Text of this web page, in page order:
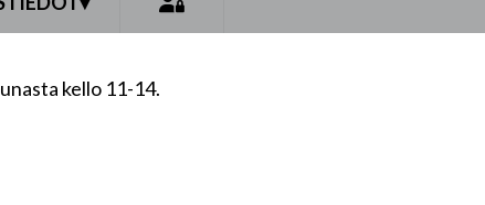
kello 11-14.